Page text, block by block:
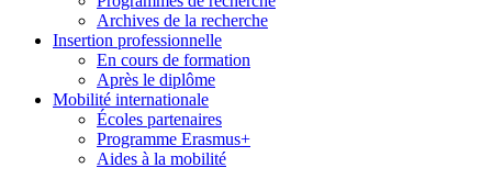
Archives de la recherche
Insertion professionnelle
En cours de formation
Après le diplôme
Mobilité internationale
Écoles partenaires
Programme Erasmus+
Aides à la mobilité